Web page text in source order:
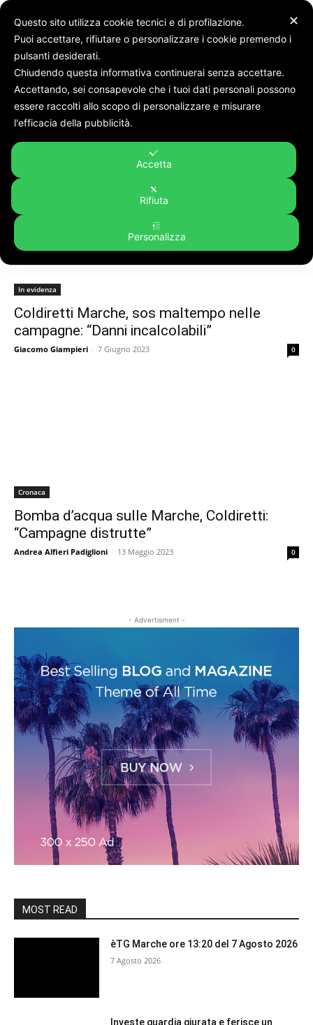
Campagne
Tag:campagne
In evidenza
Coldiretti Marche, sos maltempo nelle
campagne: “Danni incalcolabili”
Giacomo Giampieri - 7 Giugno 2023 0
Cronaca
Bomba d’acqua sulle Marche, Coldiretti:
“Campagne distrutte”
Andrea Alfieri Padiglioni - 13 Maggio 2023 0
- Advertisment -
MOST READ
èTG Marche ore 13:20 del 7 Agosto 2026
7 Agosto 2026
Investe guardia giurata e ferisce un
✕
Questo sito utilizza cookie tecnici e di profilazione.
Puoi accettare, rifiutare o personalizzare i cookie premendo i
pulsanti desiderati.
Chiudendo questa informativa continuerai senza accettare.
Accettando, sei consapevole che i tuoi dati personali possono
essere raccolti allo scopo di personalizzare e misurare
l'efficacia della pubblicità.
Accetta
Rifiuta
Personalizza